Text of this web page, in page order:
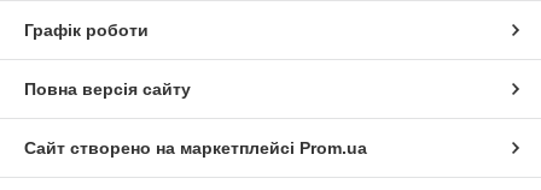
Графік роботи
Повна версія сайту
Сайт створено на маркетплейсі Prom.ua